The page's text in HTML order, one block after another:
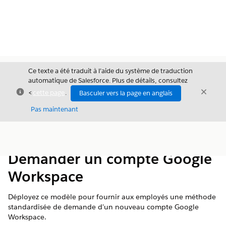
Fermer
Ce texte a été traduit à l’aide du système de traduction
automatique de Salesforce. Plus de détails, consultez
<cette page .
Basculer vers la page en anglais
Pas maintenant
Fermer
Demander un compte Google
Workspace
Déployez ce modèle pour fournir aux employés une méthode
standardisée de demande d'un nouveau compte Google
Workspace.